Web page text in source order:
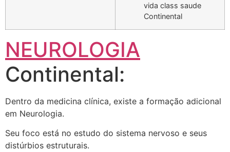
vida class saude
Continental
NEUROLOGIA
Continental:
Dentro da medicina clínica, existe a formação adicional
em Neurologia.
Seu foco está no estudo do sistema nervoso e seus
distúrbios estruturais.